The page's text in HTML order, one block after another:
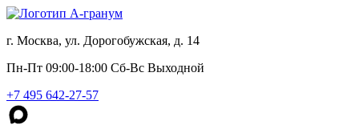
г. Москва, ул. Дорогобужская, д. 14
Пн-Пт 09:00-18:00 Сб-Вс Выходной
+7 495 642-27-57